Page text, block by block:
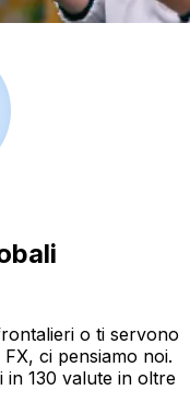
o ti servono
ci pensiamo noi.
in 130 valute in oltre